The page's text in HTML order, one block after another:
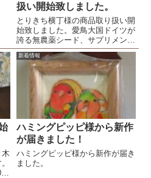
扱い開始致しました。
とりきち横丁様の商品取り扱い開
始致しました。愛鳥大国ドイツが
誇る無農薬シード、サプリメン
ト、天然素材の鳥用品、珍しい鳥
の雑貨のお店です。日本では中々
手に入らない鳥さんのおもちゃや
おやつなどを主に販売致します。
新着情報
ハミングピッピ様から新作
が届きました！
ハミングピッピ様から新作が届き
ました。